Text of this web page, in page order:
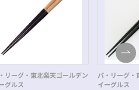
リーグ・東北楽天ゴールデン
グルス
パ・リーグ・
イーグルス